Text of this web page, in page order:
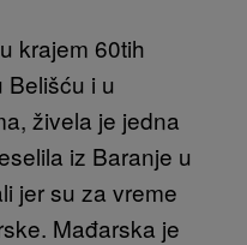
krajem 60tih
Belišću i u
živela je jedna
iz Baranje u
jer su za vreme
Mađarska je